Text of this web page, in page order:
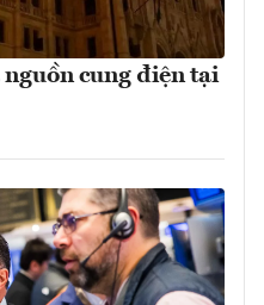
cung điện tại